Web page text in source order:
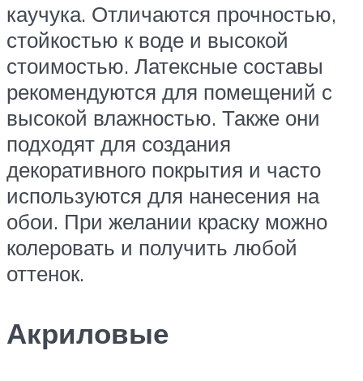
каучука. Отличаются прочностью,
стойкостью к воде и высокой
стоимостью. Латексные составы
рекомендуются для помещений с
высокой влажностью. Также они
подходят для создания
декоративного покрытия и часто
используются для нанесения на
обои. При желании краску можно
колеровать и получить любой
оттенок.
Акриловые